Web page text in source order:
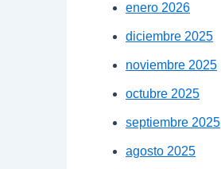
enero 2026
diciembre 2025
noviembre 2025
octubre 2025
septiembre 2025
agosto 2025